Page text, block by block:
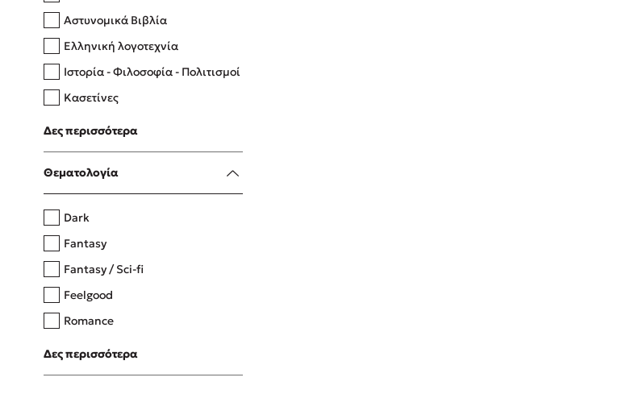
Δανάη Δεληγεώργη
Πάνω, κάτω, μπροστά, πίσω
Η μέθοδος Αφήστε τους
Αστυνομικά Βιβλία
Ελληνική λογοτεχνία
Ιστορία - Φιλοσοφία - Πολιτισμοί
Κασετίνες
Λευκώματα - Έγχρωμοι οδηγοί
Μαγειρική
Δες περισσότερα
Θεματολογία
Dark
Fantasy
Fantasy / Sci-fi
Feelgood
Romance
Upmarket
Young Adult
Δες περισσότερα